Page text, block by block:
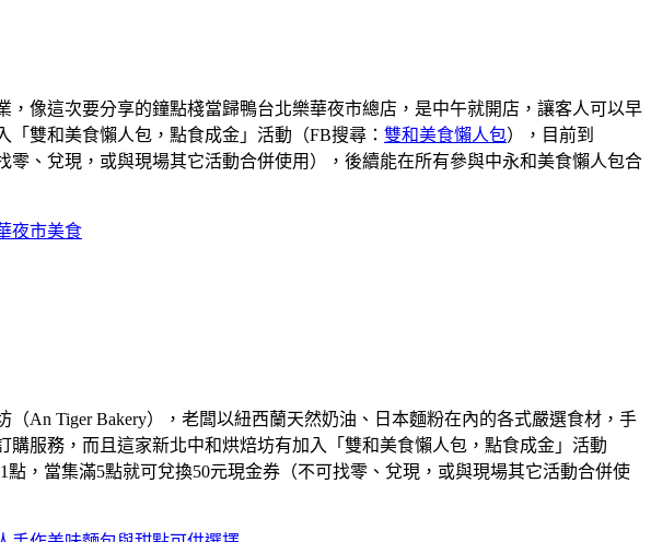
像這次要分享的鐘點棧當歸鴨台北樂華夜市總店，是中午就開店，讓客人可以早
雙和美食懶人包，點食成金」活動（FB搜尋： 雙和美食懶人包），目前到
零、兌現，或與現場其它活動合併使用），後續能在所有參與中永和美食懶人包合
夜市美食
An Tiger Bakery），老闆以紐西蘭天然奶油、日本麵粉在內的各式嚴選食材，手
服務，而且這家新北中和烘焙坊有加入「雙和美食懶人包，點食成金」活動
點，當集滿5點就可兌換50元現金券（不可找零、兌現，或與現場其它活動合併使